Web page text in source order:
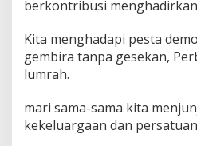
berkontribusi
Kita menghadapi pesta
gembira tanpa gesekan,
lumrah.
mari sama-sama kita
kekeluargaan dan